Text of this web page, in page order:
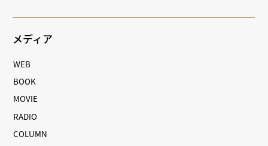
メディア
WEB
BOOK
MOVIE
RADIO
COLUMN